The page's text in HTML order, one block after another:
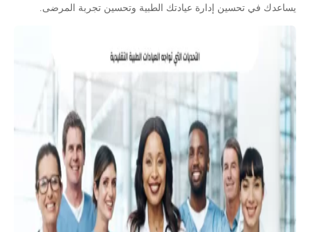
يساعدك في تحسين إدارة عيادتك الطبية وتحسين تجربة المرضى.